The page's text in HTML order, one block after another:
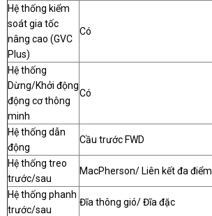
Hệ thống kiểm
soát gia tốc
nâng cao (GVC
Plus)
Có
Hệ thống
Dừng/Khởi động
động cơ thông
minh
Có
Hệ thống dẫn
động
Cầu trước FWD
Hệ thống treo
trước/sau
MacPherson/ Liên kết đa điểm
Hệ thống phanh
trước/sau
Đĩa thông gió/ Đĩa đặc